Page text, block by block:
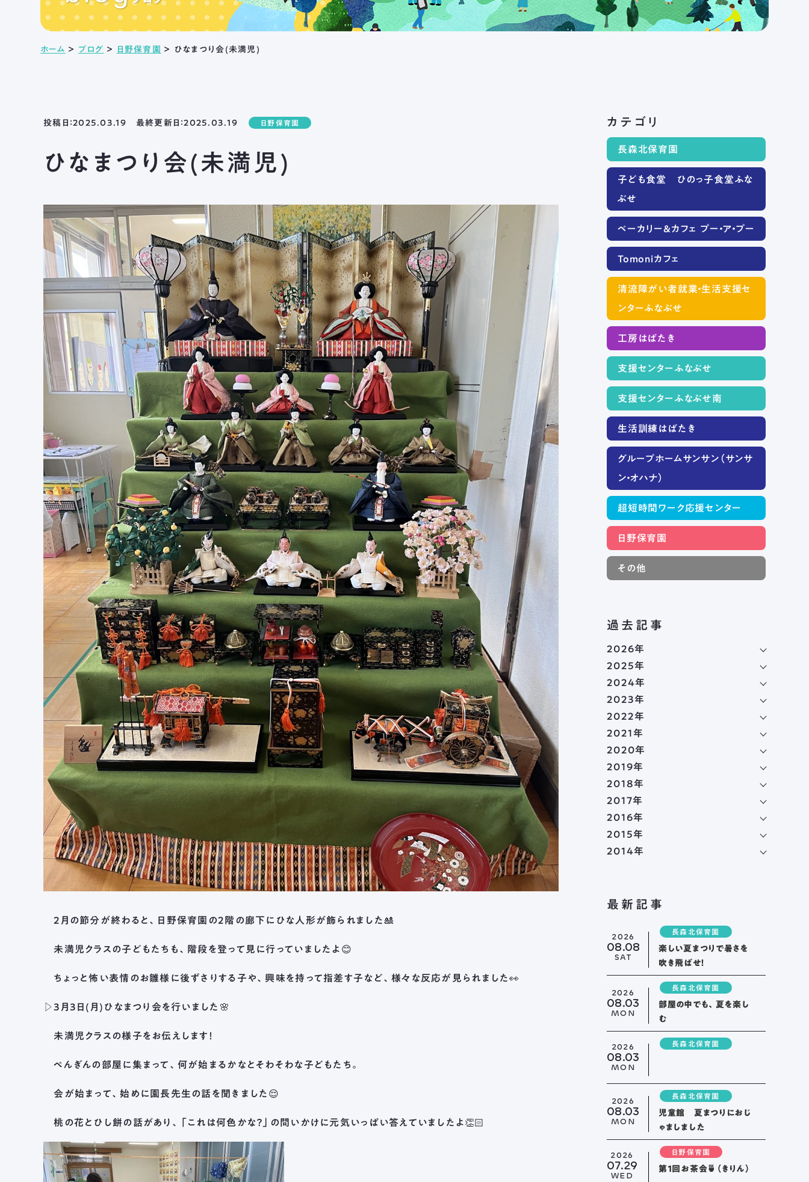
Menu トップページ
舟伏について
情報公開
ブログ
ホーム ＞ ブログ ＞ 日野保育園 ＞ ひなまつり会(未満児)
投稿日：2025.03.19 最終更新日：2025.03.19 日野保育園
ひなまつり会(未満児)
2月の節分が終わると、日野保育園の2階の廊下にひな人形が飾られました🎎
未満児クラスの子どもたちも、階段を登って見に行っていましたよ😊
ちょっと怖い表情のお雛様に後ずさりする子や、興味を持って指差す子など、様々な反応が見られました👀
▷3月3日(月)ひなまつり会を行いました🌸
未満児クラスの様子をお伝えします！
ぺんぎんの部屋に集まって、何が始まるかなとそわそわな子どもたち。
会が始まって、始めに園長先生の話を聞きました😌
桃の花とひし餅の話があり、「これは何色かな？」の問いかけに元気いっぱい答えていましたよ👏🏻
カテゴリ
長森北保育園
子ども食堂 ひのっ子食堂ふな
ぶせ
ベーカリー＆カフェ プー・ア・プー
Tomoniカフェ
清流障がい者就業・生活支援セ
ンターふなぶせ
工房はばたき
支援センターふなぶせ
支援センターふなぶせ南
生活訓練はばたき
グループホームサンサン（サンサ
ン・オハナ）
超短時間ワーク応援センター
日野保育園
その他
過去記事
2026年
2025年
2024年
2023年
2022年
2021年
2020年
2019年
2018年
2017年
2016年
2015年
2014年
最新記事
2026
08.08
SAT
長森北保育園
楽しい夏まつりで暑さを
吹き飛ばせ！
2026
08.03
MON
長森北保育園
部屋の中でも、夏を楽し
む
2026
08.03
MON
長森北保育園
2026
08.03
MON
長森北保育園
児童館 夏まつりにおじ
ゃましました
2026
07.29
WED
日野保育園
第１回お茶会🍵（きりん）